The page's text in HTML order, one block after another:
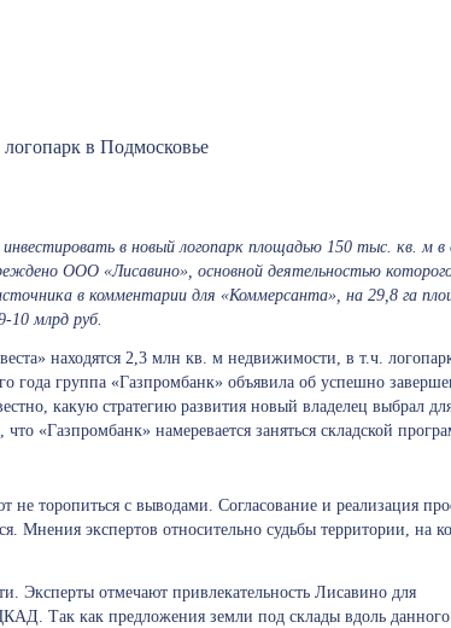
в новый логопарк площадью 150 тыс. кв. м в
ООО «Лисавино», основной деятельностью
в комментарии для «Коммерсанта», на 29,8 га
10 млрд руб.
находятся 2,3 млн кв. м недвижимости, в т.ч.
группа «Газпромбанк» объявила об успешно
какую стратегию развития новый владелец выбрал
«Газпромбанк» намеревается заняться складской
не торопиться с выводами. Согласование и реализация
Мнения экспертов относительно судьбы территории, на
отмечают привлекательность Лисавино для
Так как предложения земли под склады вдоль данного